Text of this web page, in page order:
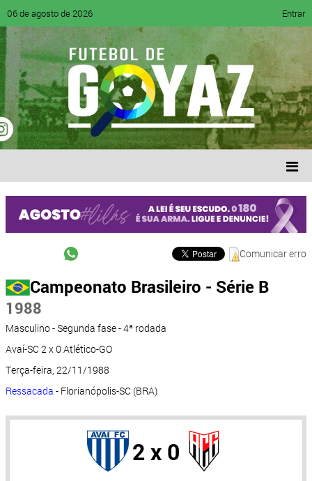
06 de agosto de 2026 Entrar
Comunicar erro
Campeonato Brasileiro - Série B
1988
Masculino - Segunda fase - 4ª rodada
Avaí-SC 2 x 0 Atlético-GO
Terça-feira, 22/11/1988
Ressacada - Florianópolis-SC (BRA)
2 x 0